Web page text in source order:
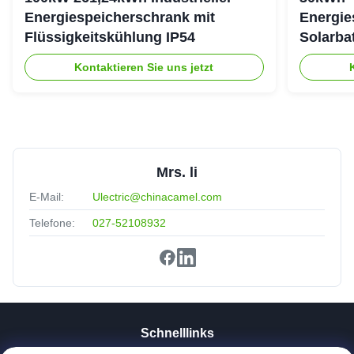
Energiespeicherschrank mit
Flüssigkeitskühlung IP54
Kontaktieren Sie uns jetzt
307,2
Mrs. li
E-Mail: Ulectric@chinacamel.com
Telefone: 027-52108932
Schnelllinks